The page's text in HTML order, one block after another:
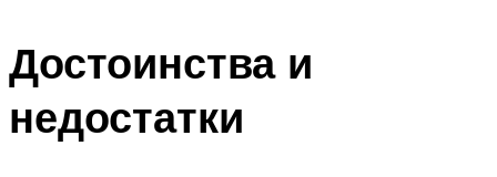
Достоинства и
недостатки